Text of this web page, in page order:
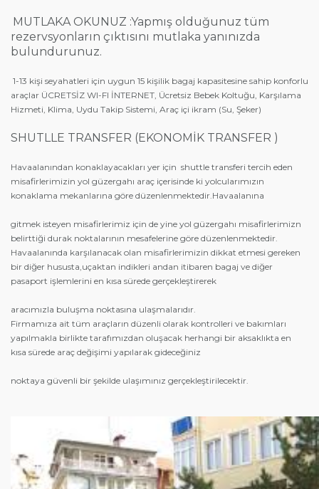
MUTLAKA OKUNUZ :Yapmış olduğunuz tüm
rezervsyonların çıktısını mutlaka yanınızda
bulundurunuz.
1-13 kişi seyahatleri için uygun 15 kişilik bagaj kapasitesine sahip konforlu
araçlar ÜCRETSİZ WI-FI İNTERNET, Ücretsiz Bebek Koltuğu, Karşılama
Hizmeti, Klima, Uydu Takip Sistemi, Araç içi ikram (Su, Şeker)
SHUTLLE TRANSFER (EKONOMİK TRANSFER )
Havaalanından konaklayacakları yer için shuttle transferi tercih eden
misafirlerimizin yol güzergahı araç içerisinde ki yolcularımızın
konaklama mekanlarına göre düzenlenmektedir.Havaalanına
gitmek isteyen misafirlerimiz için de yine yol güzergahı misafirlerimizn
belirttiği durak noktalarının mesafelerine göre düzenlenmektedir.
Havaalanında karşılanacak olan misafirlerimizin dikkat etmesi gereken
bir diğer hususta,uçaktan indikleri andan itibaren bagaj ve diğer
pasaport işlemlerini en kısa sürede gerçekleştirerek
aracımızla buluşma noktasına ulaşmalarıdır.
Firmamıza ait tüm araçların düzenli olarak kontrolleri ve bakımları
yapılmakla birlikte tarafımızdan oluşacak herhangi bir aksaklıkta en
kısa sürede araç değişimi yapılarak gideceğiniz
noktaya güvenli bir şekilde ulaşımınız gerçekleştirilecektir.